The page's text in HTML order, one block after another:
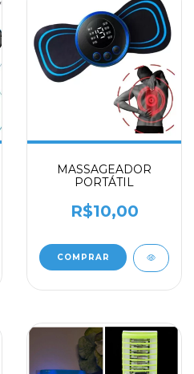
MASSAGEADOR
PORTÁTIL
R$10,00